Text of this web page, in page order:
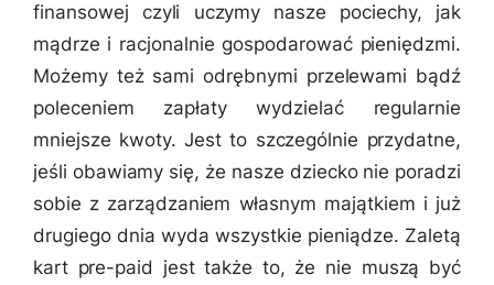
finansowej czyli uczymy nasze pociechy, jak
mądrze i racjonalnie gospodarować pieniędzmi.
Możemy też sami odrębnymi przelewami bądź
poleceniem zapłaty wydzielać regularnie
mniejsze kwoty. Jest to szczególnie przydatne,
jeśli obawiamy się, że nasze dziecko nie poradzi
sobie z zarządzaniem własnym majątkiem i już
drugiego dnia wyda wszystkie pieniądze. Zaletą
kart pre-paid jest także to, że nie muszą być